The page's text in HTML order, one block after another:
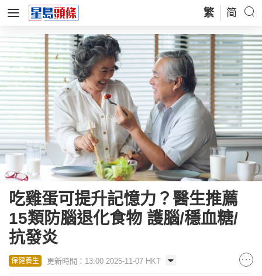
繁 简
吃雞蛋可提升記憶力？醫生推薦
15類防腦退化食物 護腦/穩血糖/
抗發炎
保健養生 更新時間：13:00 2025-11-07 HKT